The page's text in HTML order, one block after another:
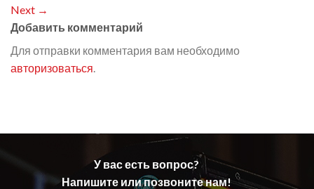
Next →
Добавить комментарий
Для отправки комментария вам необходимо
авторизоваться.
У вас есть вопрос?
Напишите или позвоните нам!